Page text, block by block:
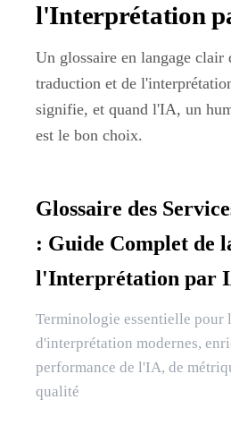
l'Interprétation
Un glossaire en langage
traduction et de
signifie, et quand l'IA, un
est le bon choix.
Glossaire des
: Guide Complet de
l'Interprétation par
Terminologie essentielle pour
d'interprétation modernes,
performance de l'IA, de
qualité